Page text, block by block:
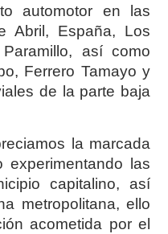
automotor en las
Abril, España, Los
así como
Ferrero Tamayo y
de la parte baja
la marcada
experimentando las
capitalino, así
metropolitana, ello
acometida por el